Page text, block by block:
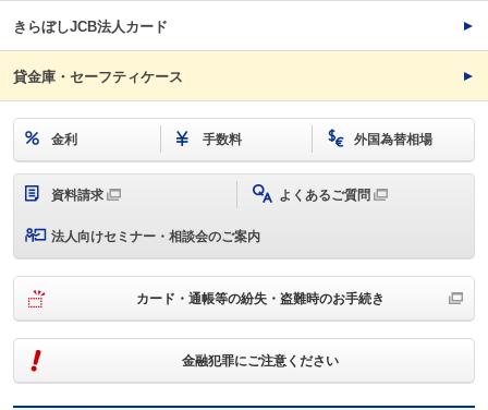
きらぼしJCB法人カード
貸金庫・セーフティケース
金利 手数料 外国為替相場
資料請求 よくあるご質問
法人向けセミナー・相談会のご案内
カード・通帳等の紛失・盗難時のお手続き
金融犯罪にご注意ください